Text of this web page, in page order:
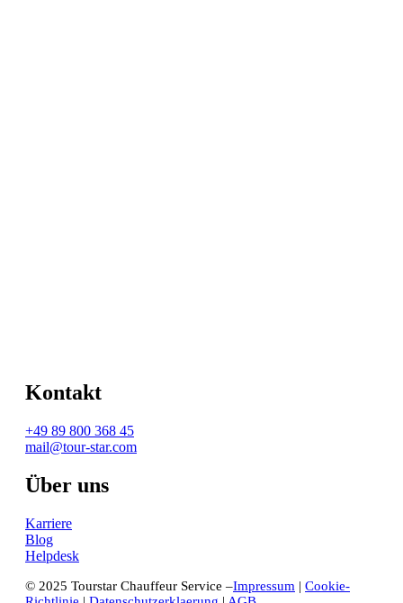
Kontakt
+49 89 800 368 45
mail@tour-star.com
Über uns
Karriere
Blog
Helpdesk
© 2025 Tourstar Chauffeur Service –Impressum | Cookie-